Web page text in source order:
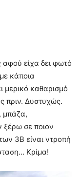
είχα δει φωτό
κάποια
μερικό καθαρισμό
πριν. Δυστυχώς.
μπάζα,
σε ποιον
3Β είναι ντροπή
Κρίμα!